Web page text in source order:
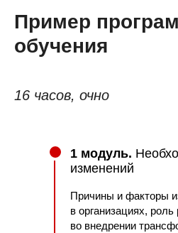
Пример
обучения
16 часов, очно
Причины и факторы
в организациях, роль
во внедрении
1 модуль.
изменений